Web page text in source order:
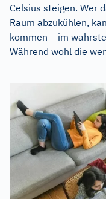
Celsius steigen. Wer
Raum abzukühlen,
kommen – im
Während wohl die